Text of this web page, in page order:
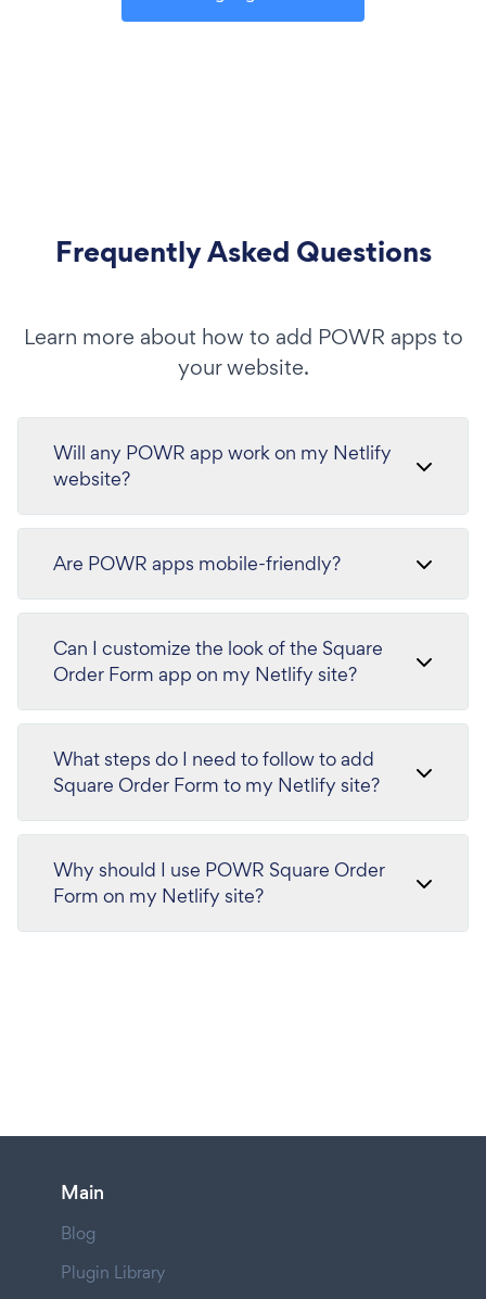
Frequently Asked Questions
Learn more about how to add POWR apps to
your website.
Will any POWR app work on my Netlify
website?
Are POWR apps mobile-friendly?
Can I customize the look of the Square
Order Form app on my Netlify site?
What steps do I need to follow to add
Square Order Form to my Netlify site?
Why should I use POWR Square Order
Form on my Netlify site?
Main
Blog
Plugin Library